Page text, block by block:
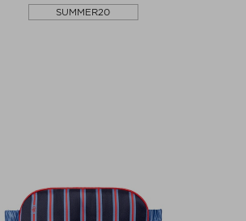
SUMMER20